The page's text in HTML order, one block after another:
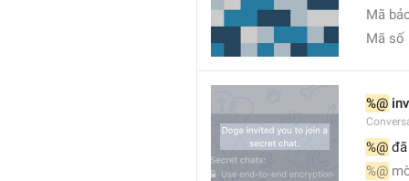
Mã
Mã số
%@
%@
%@